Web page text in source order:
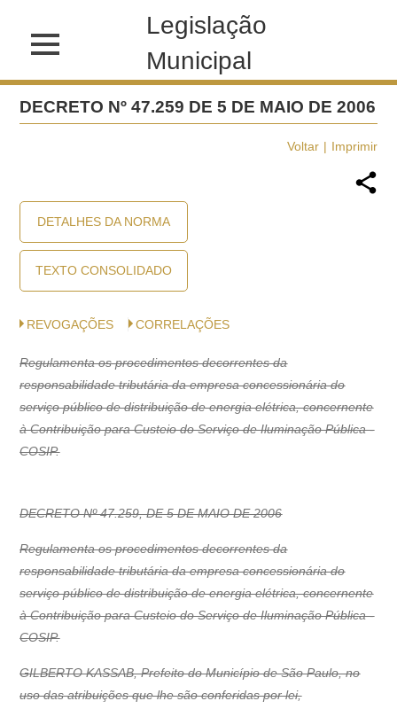
Legislação
Municipal
DECRETO Nº 47.259 DE 5 DE MAIO DE 2006
Voltar Imprimir
DETALHES DA NORMA
TEXTO CONSOLIDADO
REVOGAÇÕES CORRELAÇÕES
Regulamenta os procedimentos decorrentes da
responsabilidade tributária da empresa concessionária do
serviço público de distribuição de energia elétrica, concernente
à Contribuição para Custeio do Serviço de Iluminação Pública -
COSIP.
DECRETO Nº 47.259, DE 5 DE MAIO DE 2006
Regulamenta os procedimentos decorrentes da
responsabilidade tributária da empresa concessionária do
serviço público de distribuição de energia elétrica, concernente
à Contribuição para Custeio do Serviço de Iluminação Pública -
COSIP.
GILBERTO KASSAB, Prefeito do Município de São Paulo, no
uso das atribuições que lhe são conferidas por lei,